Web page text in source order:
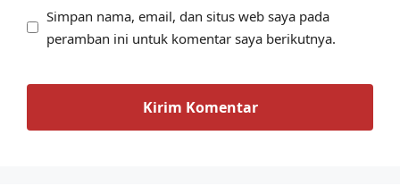
Simpan nama, email, dan situs web saya pada
peramban ini untuk komentar saya berikutnya.